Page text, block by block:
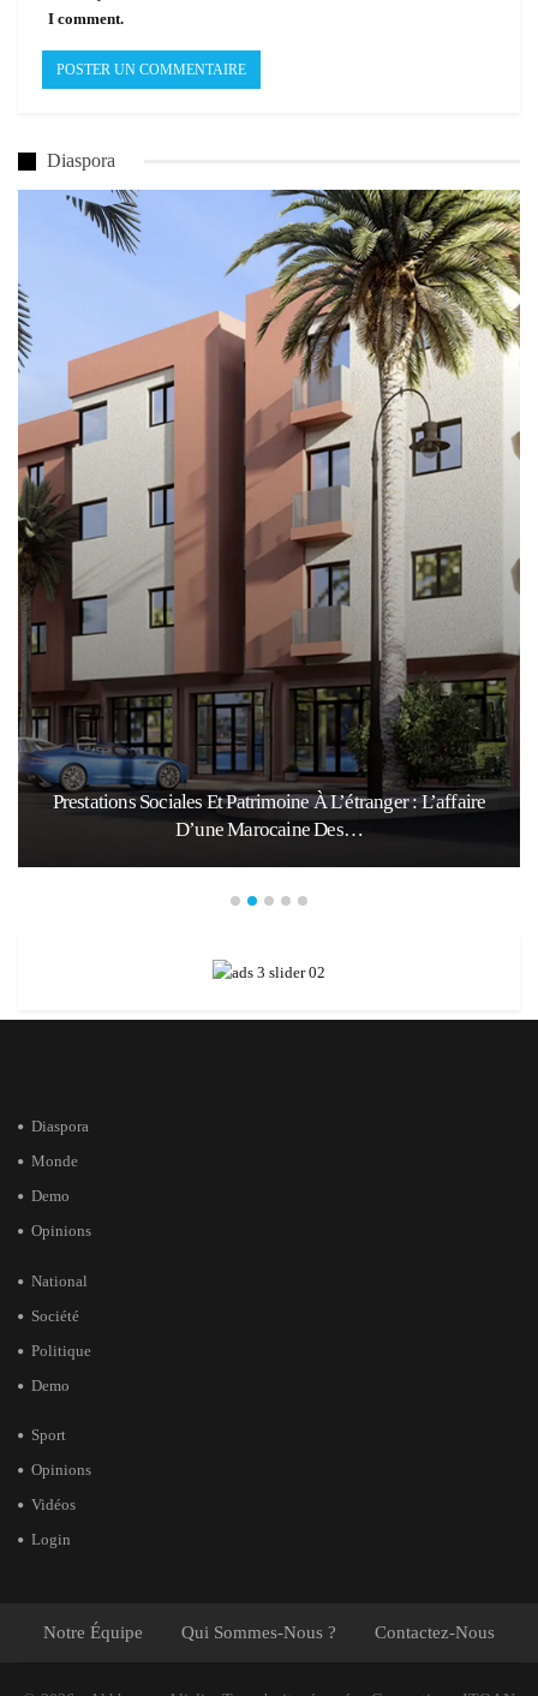
I comment.
Diaspora
Prestations Sociales Et Patrimoine À L’étranger : L’affaire
D’une Marocaine Des…
Diaspora
Monde
Demo
Opinions
National
Société
Politique
Demo
Sport
Opinions
Vidéos
Login
Notre Équipe Qui Sommes-Nous ? Contactez-Nous